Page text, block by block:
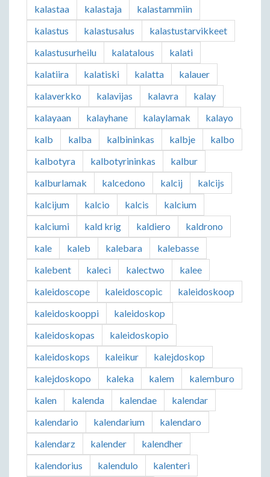
kalastaa
kalastaja
kalastammiin
kalastus
kalastusalus
kalastustarvikkeet
kalastusurheilu
kalatalous
kalati
kalatiira
kalatiski kalatta
kalauer
kalaverkko
kalavijas kalavra
kalay
kalayaan
kalayhane kalaylamak
kalayo
kalb
kalba kalbininkas kalbje
kalbo
kalbotyra
kalbotyrininkas
kalbur
kalburlamak
kalcedono kalcij
kalcijs
kalcijum
kalcio kalcis
kalcium
kalciumi
kald krig kaldiero
kaldrono
kale
kaleb kalebara
kalebasse
kalebent
kaleci kalectwo
kalee
kaleidoscope
kaleidoscopic
kaleidoskoop
kaleidoskooppi
kaleidoskop
kaleidoskopas
kaleidoskopio
kaleidoskops
kaleikur
kalejdoskop
kalejdoskopo
kaleka kalem
kalemburo
kalen
kalenda kalendae
kalendar
kalendario
kalendarium
kalendaro
kalendarz
kalender
kalendher
kalendorius
kalendulo
kalenteri